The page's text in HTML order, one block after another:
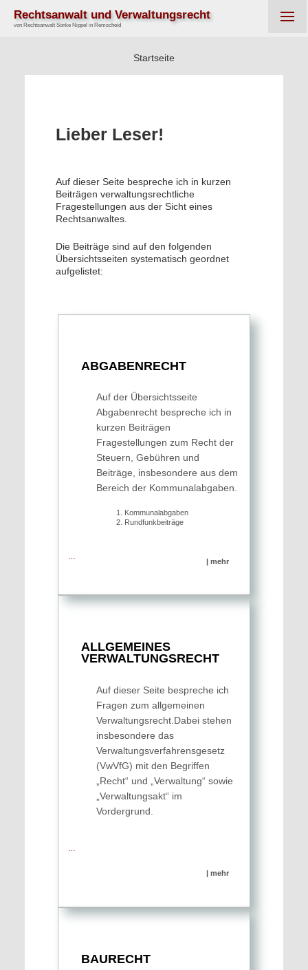
Rechtsanwalt und Verwaltungsrecht
von Rechtsanwalt Sönke Nippel in Remscheid
Startseite
Lieber Leser!
Auf dieser Seite bespreche ich in kurzen
Beiträgen verwaltungsrechtliche
Fragestellungen aus der Sicht eines
Rechtsanwaltes.
Die Beiträge sind auf den folgenden
Übersichtsseiten systematisch geordnet
aufgelistet:
ABGABEN­RECHT
Auf der Übersichtsseite
Abgabenrecht bespreche ich in
kurzen Beiträgen
Fragestellungen zum Recht der
Steuern, Gebühren und
Beiträge, insbesondere aus dem
Bereich der Kommunalabgaben.
Kommu­nal­ab­gaben
Rund­funk­beiträge
| mehr
ALLGEMEINES
VERWALTUNGS­RECHT
Auf dieser Seite bespreche ich
Fragen zum allgemeinen
Verwaltungsrecht.Dabei stehen
insbesondere das
Verwaltungsverfahrensgesetz
(VwVfG) mit den Begriffen
„Recht“ und „Verwaltung“ sowie
„Verwaltungsakt“ im
Vordergrund.
| mehr
BAURECHT